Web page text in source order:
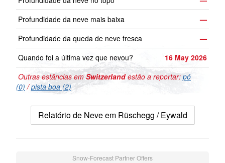
Profundidade da neve mais baixa
—
Profundidade da queda de neve fresca
—
Quando foi a última vez que nevou?
16 May 2026
Outras estâncias emSwitzerlandestão a reportar: pó
(0) /pista boa (2)
Relatório de Neve em Rüschegg / Eywald
Snow-Forecast Partner Offers